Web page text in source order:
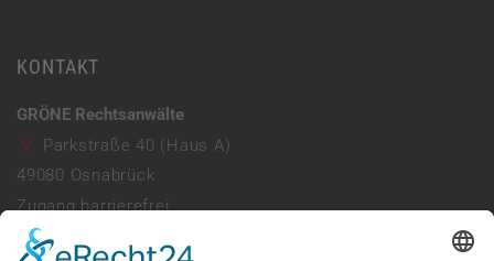
KONTAKT
GRÖNE Rechtsanwälte
Parkstraße 40 (Haus A)
49080 Osnabrück
Zugang barrierefrei
Parkhaus vorhanden